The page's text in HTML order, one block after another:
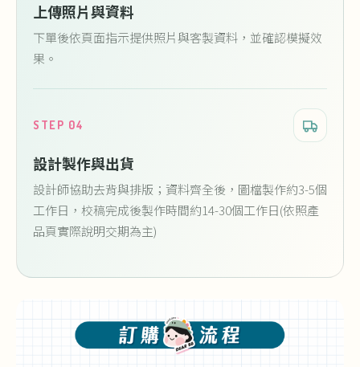
上傳照片與資料
下單後依頁面指示提供照片與客製資料，並確認模擬效
果。
STEP 04
設計製作與出貨
設計師協助去背與排版；資料齊全後，圖檔製作約3-5個
工作日，校稿完成後製作時間約14-30個工作日(依照產
品頁實際說明交期為主)